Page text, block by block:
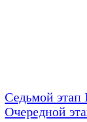
Седьмой этап
Очередной